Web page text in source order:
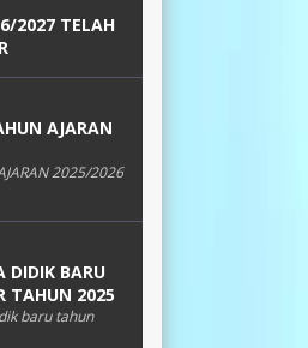
2027 TELAH
AJARAN
2025/2026
DIDIK BARU
TAHUN 2025
baru tahun